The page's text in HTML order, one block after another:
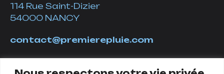
114 Rue Saint-Dizier
54000 NANCY
contact@premierepluie.com